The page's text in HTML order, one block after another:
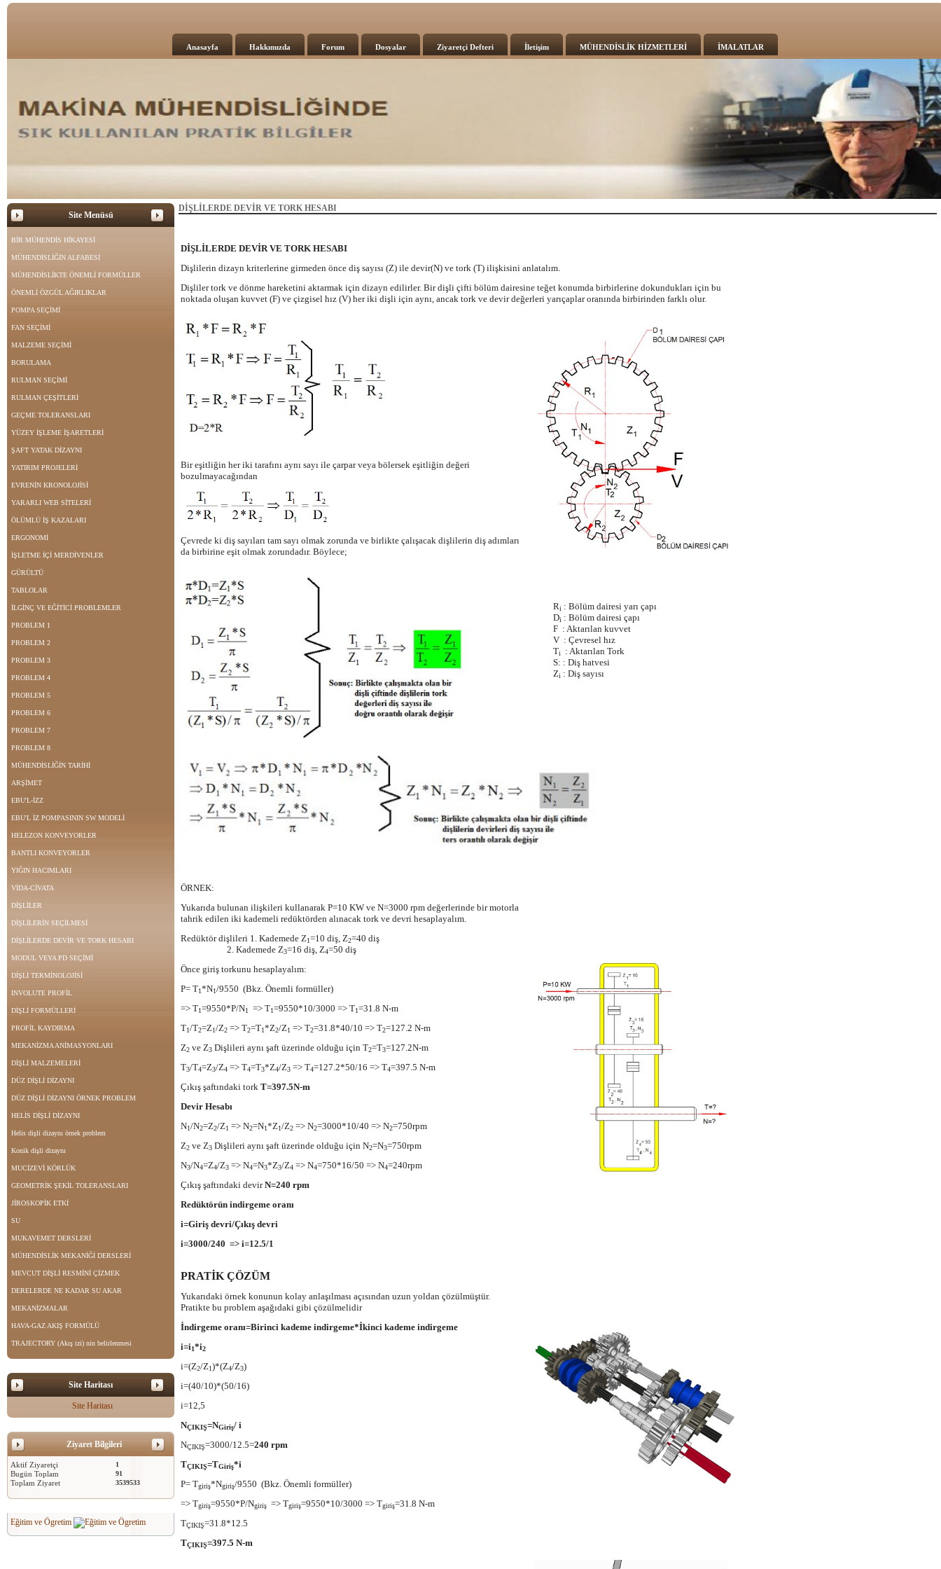
Anasayfa Hakkımızda Forum Dosyalar Ziyaretçi Defteri İletişim MÜHENDİSLİK HİZMETLERİ İMALATLAR
Site Menüsü
BİR MÜHENDİS HİKAYESİ
MÜHENDİSLİĞİN ALFABESİ
MÜHENDİSLİKTE ÖNEMLİ FORMÜLLER
ÖNEMLİ ÖZGÜL AĞIRLIKLAR
POMPA SEÇİMİ
FAN SEÇİMİ
MALZEME SEÇİMİ
BORULAMA
RULMAN SEÇİMİ
RULMAN ÇEŞİTLERİ
GEÇME TOLERANSLARI
YÜZEY İŞLEME İŞARETLERİ
ŞAFT YATAK DİZAYNI
YATIRIM PROJELERİ
EVRENİN KRONOLOJİSİ
YARARLI WEB SİTELERİ
ÖLÜMLÜ İŞ KAZALARI
ERGONOMİ
İŞLETME İÇİ MERDİVENLER
GÜRÜLTÜ
TABLOLAR
İLGİNÇ VE EĞİTİCİ PROBLEMLER
PROBLEM 1
PROBLEM 2
PROBLEM 3
PROBLEM 4
PROBLEM 5
PROBLEM 6
PROBLEM 7
PROBLEM 8
MÜHENDİSLİĞİN TARİHİ
ARŞİMET
EBU'L-İZZ
EBU'L İZ POMPASININ SW MODELİ
HELEZON KONVEYORLER
BANTLI KONVEYORLER
YIĞIN HACIMLARI
VİDA-CİVATA
DİŞLİLER
DİŞLİLERİN SEÇİLMESİ
DİŞLİLERDE DEVİR VE TORK HESABI
MODUL VEYA PD SEÇİMİ
DİŞLİ TERMİNOLOJİSİ
INVOLUTE PROFİL
DİŞLİ FORMÜLLERİ
PROFİL KAYDIRMA
MEKANİZMA ANİMASYONLARI
DİŞLİ MALZEMELERİ
DÜZ DİŞLİ DİZAYNI
DÜZ DİŞLİ DİZAYNI ÖRNEK PROBLEM
HELİS DİŞLİ DİZAYNI
Helis dişli dizaynı örnek problem
Konik dişli dizaynı
MUCİZEVİ KÖRLÜK
GEOMETRİK ŞEKİL TOLERANSLARI
JİROSKOPİK ETKİ
SU
MUKAVEMET DERSLERİ
MÜHENDİSLİK MEKANİĞİ DERSLERİ
MEVCUT DİŞLİ RESMİNİ ÇİZMEK
DERELERDE NE KADAR SU AKAR
MEKANİZMALAR
HAVA-GAZ AKIŞ FORMÜLÜ
TRAJECTORY (Akış izi) nin belirlenmesi
Site Haritası
Site Haritası
Ziyaret Bilgileri
Aktif Ziyaretçi 1
Bugün Toplam 91
Toplam Ziyaret 3539533
Eğitim ve Ögretim
DİŞLİLERDE DEVİR VE TORK HESABI
DİŞLİLERDE DEVİR VE TORK HESABI
Dişlilerin dizayn kriterlerine girmeden önce diş sayısı (Z) ile devir(N) ve tork (T) ilişkisini anlatalım.
Dişliler tork ve dönme hareketini aktarmak için dizayn edilirler. Bir dişli çifti bölüm dairesine teğet konumda birbirlerine dokundukları için bu
noktada oluşan kuvvet (F) ve çizgisel hız (V) her iki dişli için aynı, ancak tork ve devir değerleri yarıçaplar oranında birbirinden farklı olur.
Ri : Bölüm dairesi yarı çapı
Di : Bölüm dairesi çapı
F : Aktarılan kuvvet
V : Çevresel hız
Ti : Aktarılan Tork
S: : Diş hatvesi
Zi : Diş sayısı
Bir eşitliğin her iki tarafını aynı sayı ile çarpar veya bölersek eşitliğin değeri
bozulmayacağından
Çevrede ki diş sayıları tam sayı olmak zorunda ve birlikte çalışacak dişlilerin diş adımları
da birbirine eşit olmak zorundadır. Böylece;
ÖRNEK:
Yukarıda bulunan ilişkileri kullanarak P=10 KW ve N=3000 rpm değerlerinde bir motorla
tahrik edilen iki kademeli redüktörden alınacak tork ve devri hesaplayalım.
Redüktör dişlileri 1. Kademede Z1=10 diş, Z2=40 diş
2. Kademede Z3=16 diş, Z4=50 diş
Önce giriş torkunu hesaplayalım:
P= T1*N1/9550 (Bkz. Önemli formüller)
=> T1=9550*P/N1 => T1=9550*10/3000 => T1=31.8 N-m
T1/T2=Z1/Z2 => T2=T1*Z2/Z1 => T2=31.8*40/10 => T2=127.2 N-m
Z2 ve Z3 Dişlileri aynı şaft üzerinde olduğu için T2=T3=127.2N-m
T3/T4=Z3/Z4 => T4=T3*Z4/Z3 => T4=127.2*50/16 => T4=397.5 N-m
Çıkış şaftındaki tork T=397.5N-m
Devir Hesabı
N1/N2=Z2/Z1 => N2=N1*Z1/Z2 => N2=3000*10/40 => N2=750rpm
Z2 ve Z3 Dişlileri aynı şaft üzerinde olduğu için N2=N3=750rpm
N3/N4=Z4/Z3 => N4=N3*Z3/Z4 => N4=750*16/50 => N4=240rpm
Çıkış şaftındaki devirN=240 rpm
Redüktörün indirgeme oranı
i=Giriş devri/Çıkış devri
i=3000/240 => i=12.5/1
PRATİK ÇÖZÜM
Yukarıdaki örnek konunun kolay anlaşılması açısından uzun yoldan çözülmüştür.
Pratikte bu problem aşağıdaki gibi çözülmelidir
İndirgeme oranı=Birinci kademe indirgeme*İkinci kademe indirgeme
i=i1*i2
i=(Z2/Z1)*(Z4/Z3)
i=(40/10)*(50/16)
i=12,5
NÇIKIŞ=NGiriş/ i
NÇIKIŞ=3000/12.5=240 rpm
TÇIKIŞ=TGiriş*i
P= Tgiriş*Ngiriş/9550 (Bkz. Önemli formüller)
=> Tgiriş=9550*P/Ngiriş => Tgiriş=9550*10/3000 => Tgiriş=31.8 N-m
TÇIKIŞ=31.8*12.5
TÇIKIŞ=397.5 N-m